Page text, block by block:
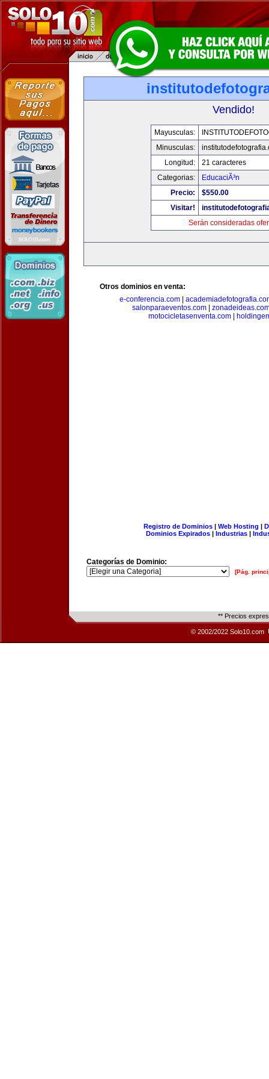
Vendido!
Mayusculas:
Minusculas:
Longitud:
21 caracteres
Categorias:
EducaciÃ³n
Precio:
$550.00
Visitar!
Serán consideradas
Otros dominios en venta:
e-conferencia.com
salonparaeventos.com
motocicletasenventa.com|
Registro de Dominios| Web Hosting |
Dominios Expirados | Industrias |
Categorías de Dominio:
[Pág.
** Precios
© 2002/2022 Solo10.com